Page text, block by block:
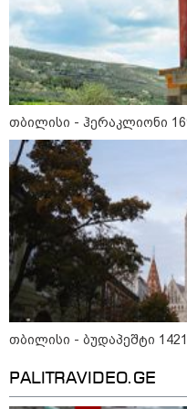
-
თბილისი - ჰერაკლიონი
თბილისი - ბუდაპეშტი
PALITRAVIDEO.GE